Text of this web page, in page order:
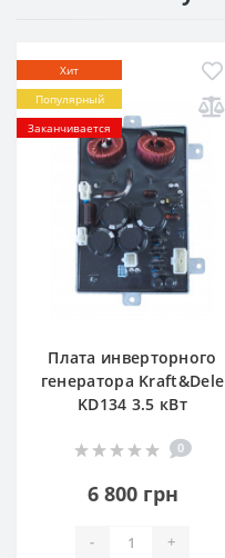
Хит
Популярный
Заканчивается
Плата инверторного
генератора Kraft&Dele
KD134 3.5 кВт
0
6 800 грн
- +